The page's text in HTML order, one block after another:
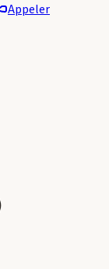
Appeler